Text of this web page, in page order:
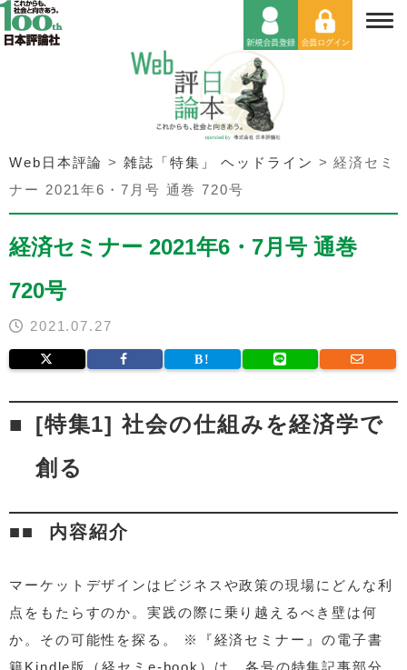
Web日本評論 >雑誌「特集」 ヘッドライン >経済セミ
ナー 2021年6・7月号 通巻 720号
経済セミナー 2021年6・7月号 通巻
720号
2021.07.27
[特集1] 社会の仕組みを経済学で
創る
内容紹介
マーケットデザインはビジネスや政策の現場にどんな利
点をもたらすのか。実践の際に乗り越えるべき壁は何
か。その可能性を探る。 ※『経済セミナー』の電子書
籍Kindle版（経セミe-book）は、各号の特集記事部分